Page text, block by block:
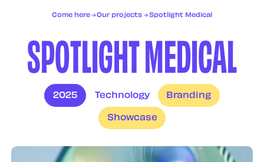
Contact
EN
Come here Our projects Spotlight Medical
SPOTLIGHT MEDICAL
2025 Technology Branding
Showcase